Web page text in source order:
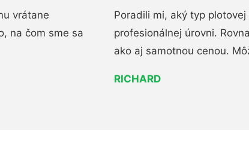
vrátane
na čom sme sa
Poradili mi, aký typ
profesionálnej úrovni.
ako aj samotnou cenou.
RICHARD